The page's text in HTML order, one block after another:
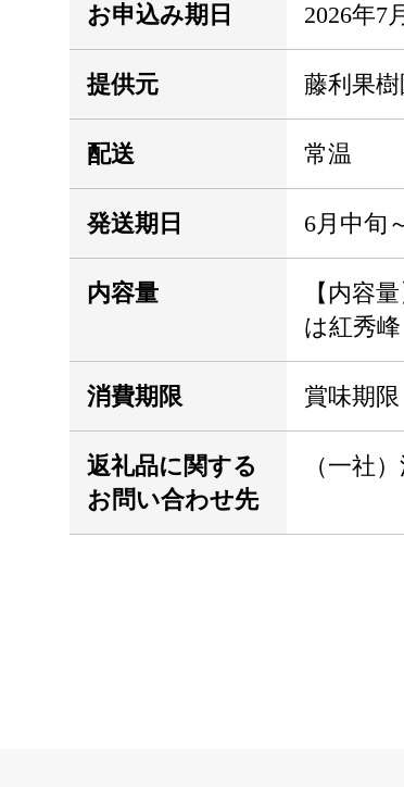
お申込み期日 2026年7
提供元 藤利果樹
配送 常温
発送期日 6月中旬
内容量
【内容
は紅秀
消費期限 賞味期
返礼品に関する
お問い合わせ先
（一社